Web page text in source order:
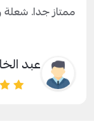
ممتاز جدا. شعلة
عبد